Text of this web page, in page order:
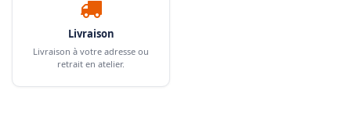
Livraison
Livraison à votre adresse ou
retrait en atelier.